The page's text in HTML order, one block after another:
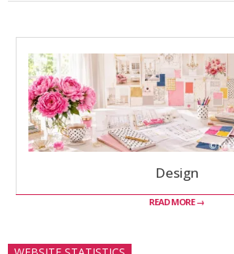
Design
READ MORE →